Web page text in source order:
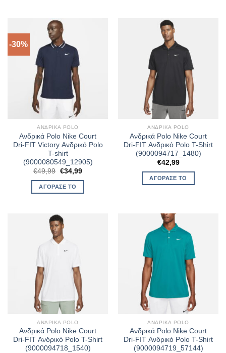
-30%
ΑΝΔΡΙΚΆ POLO
Ανδρικά Polo Nike Court
Dri-FIT Victory Ανδρικό Polo
T-shirt
(9000080549_12905)
€49,99 Original
was:
€49,99.
€34,99Η
ΑΓΌΡΑΣΈ ΤΟ
ΑΝΔΡΙΚΆ POLO
Ανδρικά Polo Nike Court
Dri-FIT Ανδρικό Polo T-Shirt
(9000094717_1480)
€42,99
ΑΓΌΡΑΣΈ ΤΟ
ΑΝΔΡΙΚΆ POLO
Ανδρικά Polo Nike Court
Dri-FIT Ανδρικό Polo T-Shirt
(9000094718_1540)
ΑΝΔΡΙΚΆ POLO
Ανδρικά Polo Nike Court
Dri-FIT Ανδρικό Polo T-Shirt
(9000094719_57144)